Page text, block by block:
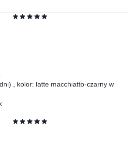
kolor: latte macchiatto-czarny w